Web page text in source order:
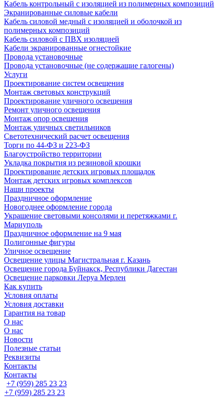
Кабель контрольный с изоляцией из полимерных композиций
Экранированные силовые кабели
Кабель силовой медный с изоляцией и оболочкой из
полимерных композиций
Кабель силовой с ПВХ изоляцией
Кабели экранированные огнестойкие
Провода установочные
Провода установочные (не содержащие галогены)
Услуги
Проектирование систем освещения
Монтаж световых конструкций
Проектирование уличного освещения
Ремонт уличного освещения
Монтаж опор освещения
Монтаж уличных светильников
Светотехнический расчет освещения
Торги по 44-ФЗ и 223-ФЗ
Благоустройство территории
Укладка покрытия из резиновой крошки
Проектирование детских игровых площадок
Монтаж детских игровых комплексов
Наши проекты
Праздничное оформление
Новогоднее оформление города
Украшение световыми консолями и перетяжками г.
Мариуполь
Праздничное оформление на 9 мая
Полигонные фигуры
Уличное освещение
Освещение улицы Магистральная г. Казань
Освещение города Буйнакск, Республики Дагестан
Освещение парковки Леруа Мерлен
Как купить
Условия оплаты
Условия доставки
Гарантия на товар
О нас
О нас
Новости
Полезные статьи
Реквизиты
Контакты
Контакты
+7 (959) 285 23 23
+7 (959) 285 23 23